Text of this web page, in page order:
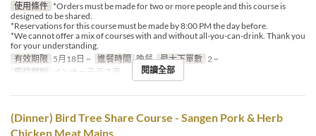
使用條件 *Orders must be made for two or more people and this course is
designed to be shared.
*Reservations for this course must be made by 8:00 PM the day before.
*We cannot offer a mix of courses with and without all-you-can-drink. Thank you
for your understanding.
有效期限 5月18日 ~ 進餐時間 晚餐 最大下單數 2 ~
座位類別
インナーテラス席 閱讀全部
(Dinner) Bird Tree Share Course - Sangen Pork & Herb
Chicken Meat Mains